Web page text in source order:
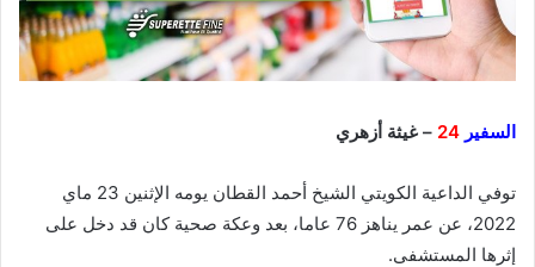
السفير 24 – غيثة أزهري
توفي الداعية الكويتي الشيخ أحمد القطان يومه الإثنين 23 ماي
2022، عن عمر يناهز 76 عاما، بعد وعكة صحية كان قد دخل على
إثرها المستشفى.